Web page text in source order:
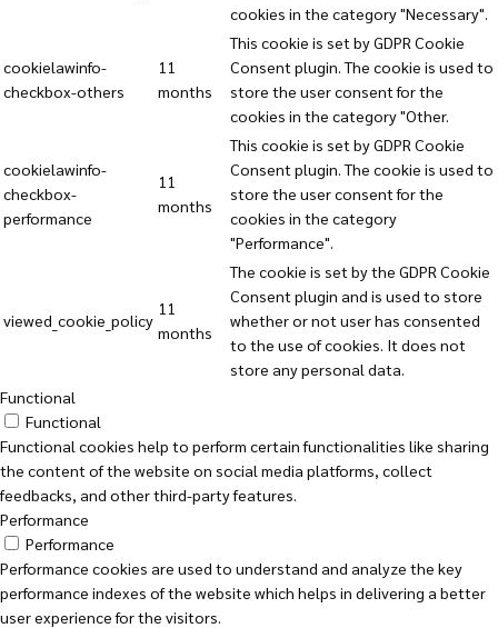
cookies in the category "Necessary".
cookielawinfo-
checkbox-others
11
months
This cookie is set by GDPR Cookie
Consent plugin. The cookie is used to
store the user consent for the
cookies in the category "Other.
cookielawinfo-
checkbox-
performance
11
months
This cookie is set by GDPR Cookie
Consent plugin. The cookie is used to
store the user consent for the
cookies in the category
"Performance".
viewed_cookie_policy
11
months
The cookie is set by the GDPR Cookie
Consent plugin and is used to store
whether or not user has consented
to the use of cookies. It does not
store any personal data.
Functional
Functional
Functional cookies help to perform certain functionalities like sharing
the content of the website on social media platforms, collect
feedbacks, and other third-party features.
Performance
Performance
Performance cookies are used to understand and analyze the key
performance indexes of the website which helps in delivering a better
user experience for the visitors.